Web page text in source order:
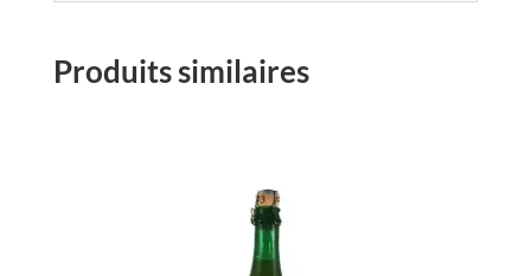
Produits similaires